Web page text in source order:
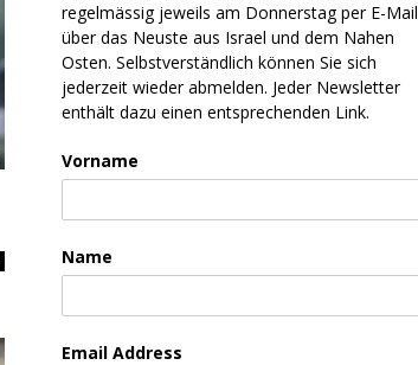
regelmässig jeweils am Donnerstag per E-Mail
über das Neuste aus Israel und dem Nahen
Osten. Selbstverständlich können Sie sich
jederzeit wieder abmelden. Jeder Newsletter
enthält dazu einen entsprechenden Link.
Vorname
Name
Email Address